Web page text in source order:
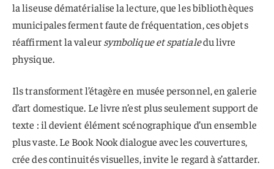
la liseuse dématérialise la lecture, que les bibliothèques
municipales ferment faute de fréquentation, ces objets
réaffirment la valeursymbolique et spatialedu livre
physique.
Ils transforment l’étagère en musée personnel, en galerie
d’art domestique. Le livre n’est plus seulement support de
texte : il devient élément scénographique d’un ensemble
plus vaste. Le Book Nook dialogue avec les couvertures,
crée des continuités visuelles, invite le regard à s’attarder.